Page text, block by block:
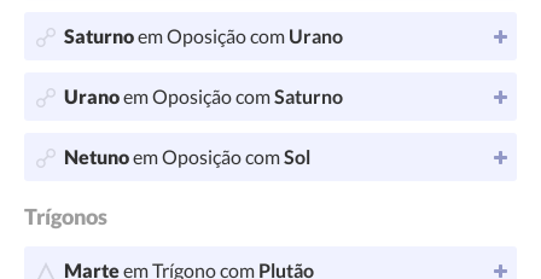
Saturnoem Oposição com Urano
Uranoem Oposição comSaturno
Netunoem Oposição comSol
Trígonos
Marteem Trígono com Plutão